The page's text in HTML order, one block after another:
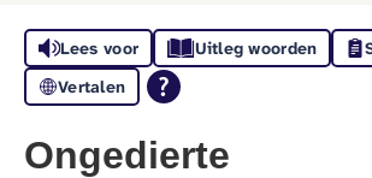
Lees voor Uitleg woorden
Vertalen
Ongedierte